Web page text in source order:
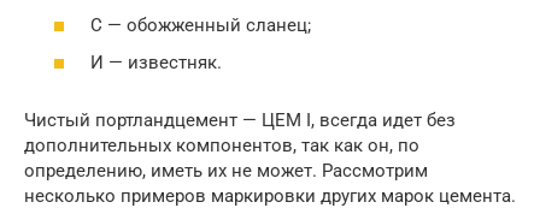
С — обожженный сланец;
И — известняк.
Чистый портландцемент — ЦЕМ I, всегда идет без
дополнительных компонентов, так как он, по
определению, иметь их не может. Рассмотрим
несколько примеров маркировки других марок цемента.